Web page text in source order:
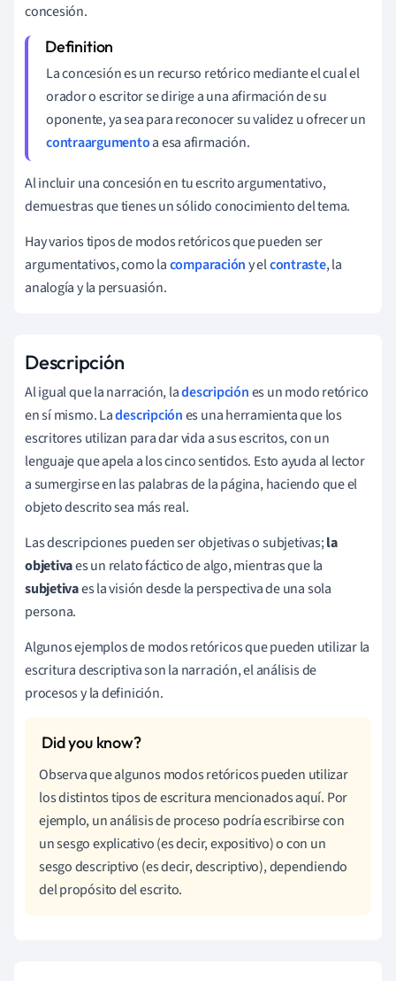
concesión.
La concesión es un recurso retórico mediante el cual el
orador o escritor se dirige a una afirmación de su
oponente, ya sea para reconocer su validez u ofrecer un
contraargumentoa esa afirmación.
Al incluir una concesión en tu escrito argumentativo,
demuestras que tienes un sólido conocimiento del tema.
Hay varios tipos de modos retóricos que pueden ser
argumentativos, como lacomparacióny elcontraste, la
analogía y la persuasión.
Descripción
Al igual que la narración, ladescripciónes un modo retórico
en sí mismo. Ladescripciónes una herramienta que los
escritores utilizan para dar vida a sus escritos, con un
lenguaje que apela a los cinco sentidos. Esto ayuda al lector
a sumergirse en las palabras de la página, haciendo que el
objeto descrito sea más real.
Las descripciones pueden ser objetivas o subjetivas;la
objetivaes un relato fáctico de algo, mientras que la
subjetivaes la visión desde la perspectiva de una sola
persona.
Algunos ejemplos de modos retóricos que pueden utilizar la
escritura descriptiva son la narración, el análisis de
procesos y la definición.
Observa que algunos modos retóricos pueden utilizar
los distintos tipos de escritura mencionados aquí. Por
ejemplo, un análisis de proceso podría escribirse con
un sesgo explicativo (es decir, expositivo) o con un
sesgo descriptivo (es decir, descriptivo), dependiendo
del propósito del escrito.